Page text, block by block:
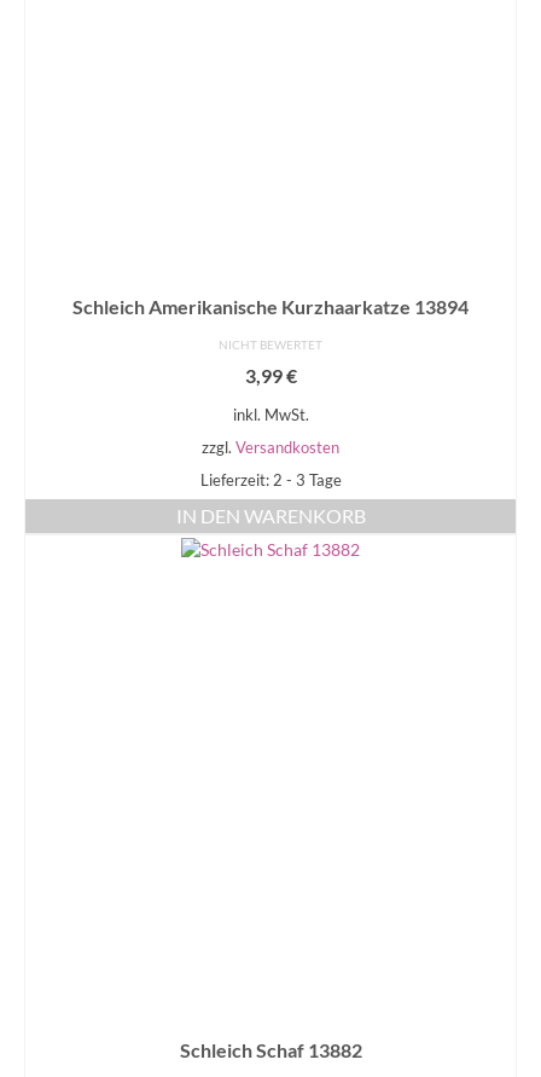
Schleich Amerikanische Kurzhaarkatze 13894
NICHT BEWERTET
3,99€
inkl. MwSt.
zzgl. Versandkosten
Lieferzeit: 2 - 3 Tage
IN DEN WARENKORB
Schleich Schaf 13882